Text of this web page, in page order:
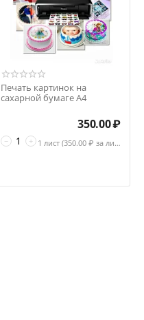
Печать картинок на
сахарной бумаге А4
+
−
350.00₽
1 лист (350.00 ₽ за лист)